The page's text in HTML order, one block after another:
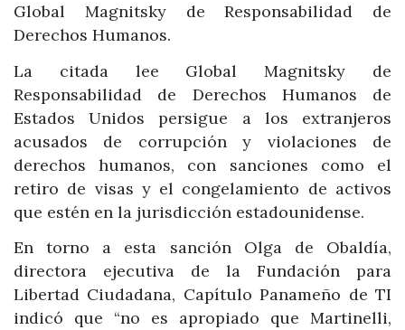
Global Magnitsky de Responsabilidad de
Derechos Humanos.
La citada lee Global Magnitsky de
Responsabilidad de Derechos Humanos de
Estados Unidos persigue a los extranjeros
acusados de corrupción y violaciones de
derechos humanos, con sanciones como el
retiro de visas y el congelamiento de activos
que estén en la jurisdicción estadounidense.
En torno a esta sanción Olga de Obaldía,
directora ejecutiva de la Fundación para
Libertad Ciudadana, Capítulo Panameño de TI
indicó que “no es apropiado que Martinelli,